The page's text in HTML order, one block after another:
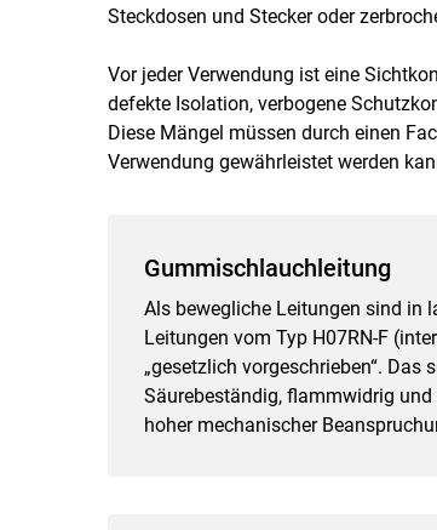
Steckdosen und Stecker oder
Vor jeder Verwendung ist eine
defekte Isolation, verbogene
Diese Mängel müssen durch einen
Verwendung gewährleistet werden
Gummischlauchleitung
Als bewegliche Leitungen sind in
Leitungen vom Typ H07RN-F
„gesetzlich vorgeschrieben“.
Säurebeständig, flammwidrig und
hoher mechanischer